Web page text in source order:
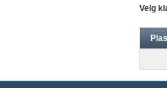
Velg